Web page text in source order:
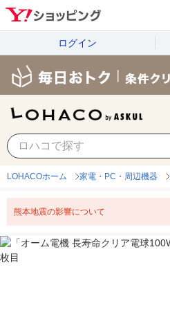
ログイン
LOHACOホーム 家電・PC・周辺機器
熊本地震の影響について